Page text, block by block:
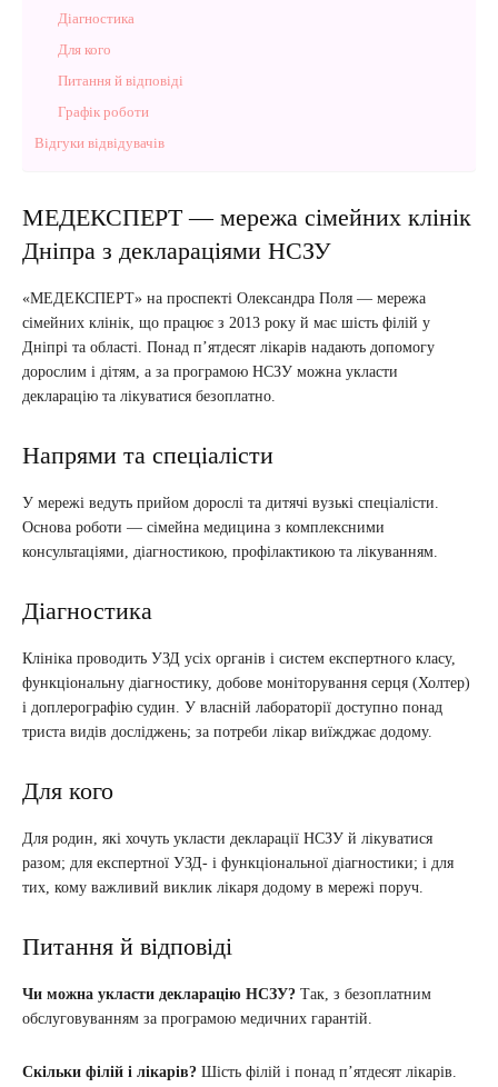
Діагностика
Для кого
Питання й відповіді
Графік роботи
Відгуки відвідувачів
МЕДЕКСПЕРТ — мережа сімейних клінік
Дніпра з деклараціями НСЗУ
«МЕДЕКСПЕРТ» на проспекті Олександра Поля — мережа
сімейних клінік, що працює з 2013 року й має шість філій у
Дніпрі та області. Понад п’ятдесят лікарів надають допомогу
дорослим і дітям, а за програмою НСЗУ можна укласти
декларацію та лікуватися безоплатно.
Напрями та спеціалісти
У мережі ведуть прийом дорослі та дитячі вузькі спеціалісти.
Основа роботи — сімейна медицина з комплексними
консультаціями, діагностикою, профілактикою та лікуванням.
Діагностика
Клініка проводить УЗД усіх органів і систем експертного класу,
функціональну діагностику, добове моніторування серця (Холтер)
і доплерографію судин. У власній лабораторії доступно понад
триста видів досліджень; за потреби лікар виїжджає додому.
Для кого
Для родин, які хочуть укласти декларації НСЗУ й лікуватися
разом; для експертної УЗД- і функціональної діагностики; і для
тих, кому важливий виклик лікаря додому в мережі поруч.
Питання й відповіді
Чи можна укласти декларацію НСЗУ? Так, з безоплатним
обслуговуванням за програмою медичних гарантій.
Скільки філій і лікарів? Шість філій і понад п’ятдесят лікарів.